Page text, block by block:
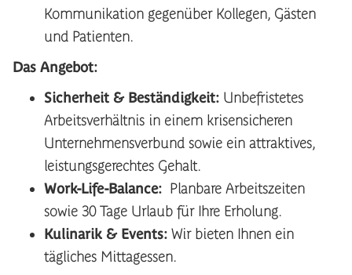
Kommunikation gegenüber Kollegen, Gästen
und Patienten.
Das Angebot:
Sicherheit & Beständigkeit: Unbefristetes
Arbeitsverhältnis in einem krisensicheren
Unternehmensverbund sowie ein attraktives,
leistungsgerechtes Gehalt.
Work-Life-Balance: Planbare Arbeitszeiten
sowie 30 Tage Urlaub für Ihre Erholung.
Kulinarik & Events: Wir bieten Ihnen ein
tägliches Mittagessen.